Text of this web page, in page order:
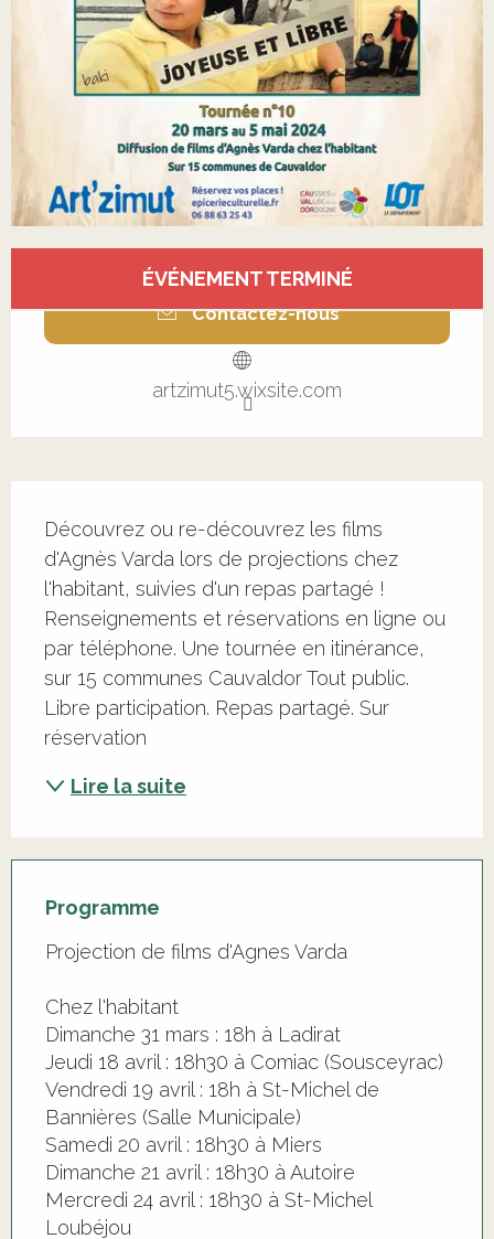
Ouverture et coordonnées
ÉVÉNEMENT TERMINÉ
Contactez-nous
artzimut5.wixsite.com
Découvrez ou re-découvrez les films
d'Agnès Varda lors de projections chez
l'habitant, suivies d'un repas partagé !
Renseignements et réservations en ligne ou
par téléphone. Une tournée en itinérance,
sur 15 communes Cauvaldor Tout public.
Libre participation. Repas partagé. Sur
réservation
Lire la suite
Programme
Projection de films d'Agnes Varda
Chez l'habitant
Dimanche 31 mars : 18h à Ladirat
Jeudi 18 avril : 18h30 à Comiac (Sousceyrac)
Vendredi 19 avril : 18h à St-Michel de
Bannières (Salle Municipale)
Samedi 20 avril : 18h30 à Miers
Dimanche 21 avril : 18h30 à Autoire
Mercredi 24 avril : 18h30 à St-Michel
Loubéjou